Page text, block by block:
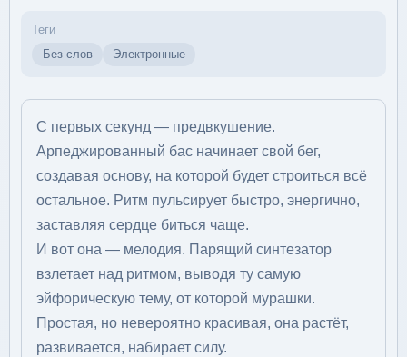
Теги
Без слов
Электронные
С первых секунд — предвкушение.
Арпеджированный бас начинает свой бег,
создавая основу, на которой будет строиться всё
остальное. Ритм пульсирует быстро, энергично,
заставляя сердце биться чаще.
И вот она — мелодия. Парящий синтезатор
взлетает над ритмом, выводя ту самую
эйфорическую тему, от которой мурашки.
Простая, но невероятно красивая, она растёт,
развивается, набирает силу.